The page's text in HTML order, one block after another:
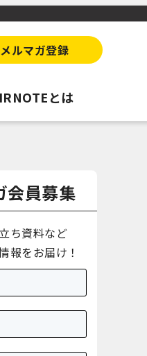
メルマガ登録
とは
会員募集
ち資料など
報をお届け！